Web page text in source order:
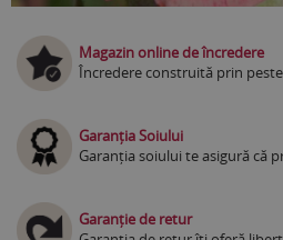
Magazin online de încredere
Încredere construită prin
Garanția Soiului
Garanția soiului te asigură că
Garanție de retur